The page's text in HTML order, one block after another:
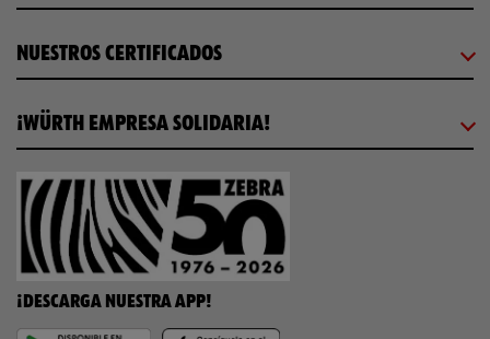
NUESTROS CERTIFICADOS
¡WÜRTH EMPRESA SOLIDARIA!
¡DESCARGA NUESTRA APP!